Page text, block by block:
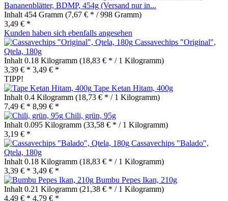
Bananenblätter, BDMP, 454g (Versand nur in...
Inhalt 454 Gramm (7,67 € * / 998 Gramm)
3,49 € *
Kunden haben sich ebenfalls angesehen
Cassavechips "Original",
Qtela, 180g
Inhalt 0.18 Kilogramm (18,83 € * / 1 Kilogramm)
3,39 € * 3,49 € *
TIPP!
Tape Ketan Hitam, 400g
Inhalt 0.4 Kilogramm (18,73 € * / 1 Kilogramm)
7,49 € * 8,99 € *
Chili, grün, 95g
Inhalt 0.095 Kilogramm (33,58 € * / 1 Kilogramm)
3,19 € *
Cassavechips "Balado",
Qtela, 180g
Inhalt 0.18 Kilogramm (18,83 € * / 1 Kilogramm)
3,39 € * 3,49 € *
Bumbu Pepes Ikan, 210g
Inhalt 0.21 Kilogramm (21,38 € * / 1 Kilogramm)
4,49 € * 4,79 € *